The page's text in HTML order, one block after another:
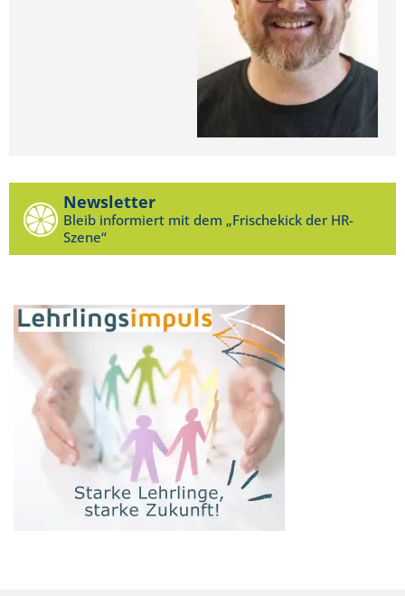
Newsletter
Bleib informiert mit dem „Frischekick der HR-
Szene“